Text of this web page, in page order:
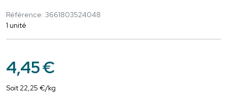
Référence: 3661803524048
1 unité
4,45€
Soit 22,25 €/kg